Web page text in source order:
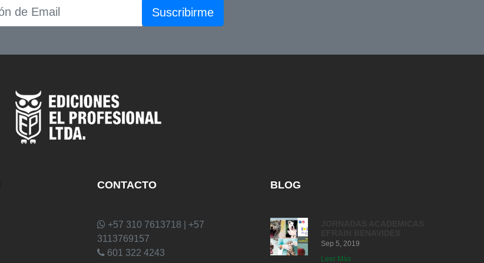
Suscribirme
CONTACTO
+57 310 7613718 | +57
3113769157
601 322 4243
BLOG
Sep 5, 2019
Leer Más